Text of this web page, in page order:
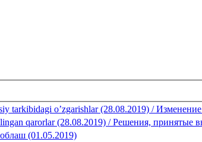
tarkibidagi o’zgarishlar (28.08.2019) /
qarorlar (28.08.2019) / Решения, принятые
(01.05.2019)